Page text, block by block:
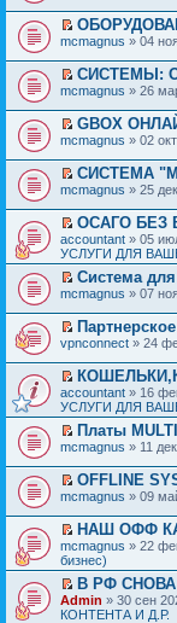
mcmagnus » 04
СИСТЕМЫ:
mcmagnus » 26
GBOX
mcmagnus » 02
СИСТЕМА
mcmagnus » 25
ОСАГО БЕЗ
accountant » 05
УСЛУГИ ДЛЯ
Система
mcmagnus » 07
vpnconnect » 24
accountant » 16
УСЛУГИ ДЛЯ
Платы
mcmagnus » 11
OFFLINE
mcmagnus » 09
НАШ ОФФ
mcmagnus » 22
бизнес)
В РФ
Admin » 30 сен
КОНТЕНТА И Д.Р.